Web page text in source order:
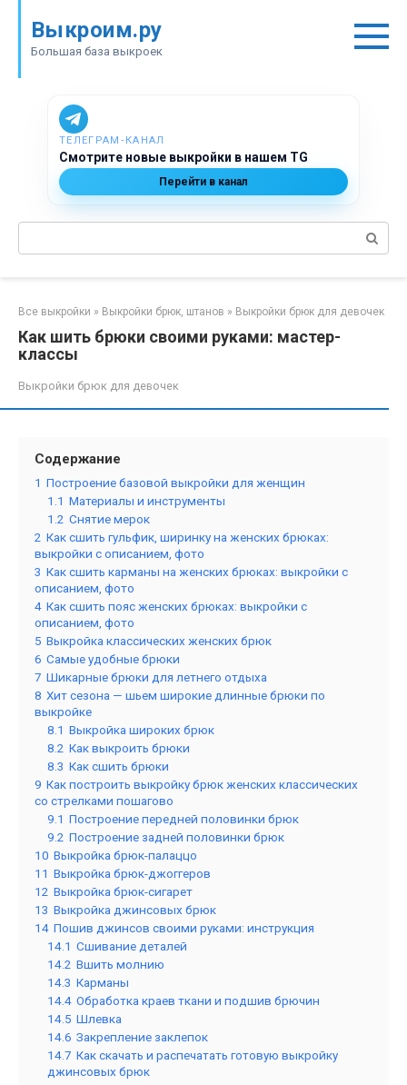
контенту
Выкроим.ру
Большая база выкроек
ТЕЛЕГРАМ‑КАНАЛ
Смотрите новые выкройки в нашем TG
Перейти в канал
Поиск:
Все выкройки » Выкройки брюк, штанов » Выкройки брюк для девочек
Как шить брюки своими руками: мастер-
классы
Выкройки брюк для девочек
Содержание
1 Построение базовой выкройки для женщин
1.1 Материалы и инструменты
1.2 Снятие мерок
2 Как сшить гульфик, ширинку на женских брюках:
выкройки с описанием, фото
3 Как сшить карманы на женских брюках: выкройки с
описанием, фото
4 Как сшить пояс женских брюках: выкройки с
описанием, фото
5 Выкройка классических женских брюк
6 Самые удобные брюки
7 Шикарные брюки для летнего отдыха
8 Хит сезона — шьем широкие длинные брюки по
выкройке
8.1 Выкройка широких брюк
8.2 Как выкроить брюки
8.3 Как сшить брюки
9 Как построить выкройку брюк женских классических
со стрелками пошагово
9.1 Построение передней половинки брюк
9.2 Построение задней половинки брюк
10 Выкройка брюк-палаццо
11 Выкройка брюк-джоггеров
12 Выкройка брюк-сигарет
13 Выкройка джинсовых брюк
14 Пошив джинсов своими руками: инструкция
14.1 Сшивание деталей
14.2 Вшить молнию
14.3 Карманы
14.4 Обработка краев ткани и подшив брючин
14.5 Шлевка
14.6 Закрепление заклепок
14.7 Как скачать и распечатать готовую выкройку
джинсовых брюк